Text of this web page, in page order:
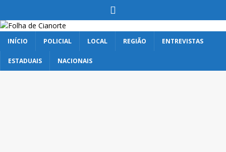
INÍCIO POLICIAL LOCAL REGIÃO ENTREVISTAS
ESTADUAIS NACIONAIS